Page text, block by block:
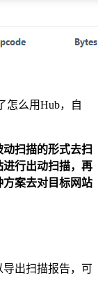
怎么用Hub，自
扫描的形式去扫
行出动扫描，再
案去对目标网站
导出扫描报告，可